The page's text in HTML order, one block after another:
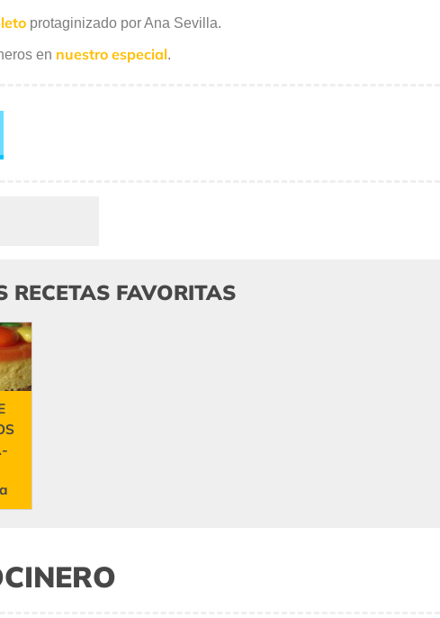
protaginizado por Ana Sevilla.
en nuestro especial.
RECETAS FAVORITAS